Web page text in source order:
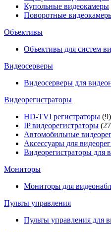
Купольные видеокамеры
Поворотные
Объективы
Объективы для систем
Видеосерверы
Видеосерверы для
Видеорегистраторы
HD-TVI регистраторы (9)
IP видеорегистраторы
Автомобильные
Аксессуары для
Видеорегистраторы для
Мониторы
Мониторы для
Пульты управления
Пульты управления для